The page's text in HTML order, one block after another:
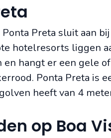
Preta sluit aan
hotelresorts liggen
en hangt er een gele
Ponta Preta is
heeft van 4
op Boa